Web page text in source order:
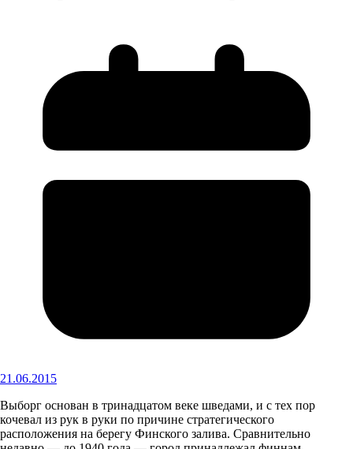
21.06.2015
Выборг основан в тринадцатом веке шведами, и с тех пор
кочевал из рук в руки по причине стратегического
расположения на берегу Финского залива. Сравнительно